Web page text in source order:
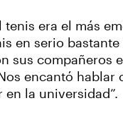
era el más
en serio
sus compañeros
encantó hablar
la universidad”.